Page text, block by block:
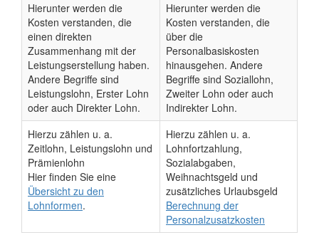
Hierunter werden die
Kosten verstanden, die
einen direkten
Zusammenhang mit der
Leistungserstellung haben.
Andere Begriffe sind
Leistungslohn, Erster Lohn
oder auch Direkter Lohn.
Hierunter werden die
Kosten verstanden, die
über die
Personalbasiskosten
hinausgehen. Andere
Begriffe sind Soziallohn,
Zweiter Lohn oder auch
Indirekter Lohn.
Hierzu zählen u. a.
Zeitlohn, Leistungslohn und
Prämienlohn
Hier finden Sie eine
Übersicht zu den
Lohnformen.
Hierzu zählen u. a.
Lohnfortzahlung,
Sozialabgaben,
Weihnachtsgeld und
zusätzliches Urlaubsgeld
Berechnung der
Personalzusatzkosten